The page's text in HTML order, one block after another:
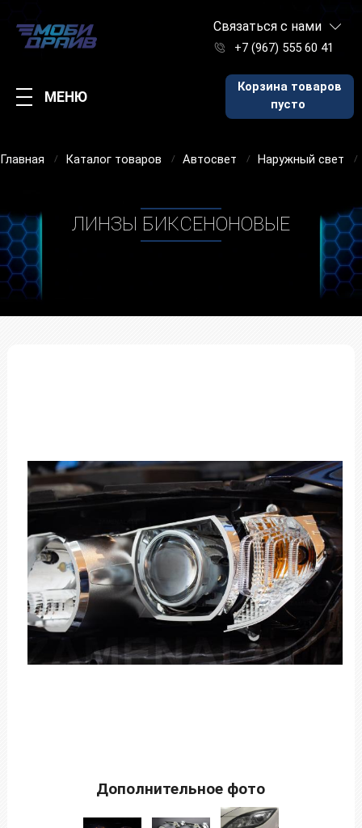
Связаться с нами
+7 (967) 555 60 41
Корзина товаров
пусто
МЕНЮ
Главная Каталог товаров Автосвет Наружный свет
ЛИНЗЫ БИКСЕНОНОВЫЕ
Дополнительное фото